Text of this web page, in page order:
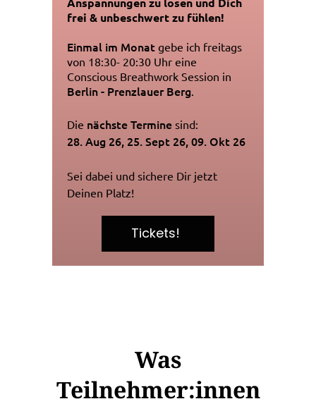
Tickets!
frei & unbeschwert zu fühlen!
Einmal im Monat gebe ich freitags
von 18:30- 20:30 Uhr eine
Conscious Breathwork Session in
Berlin - Prenzlauer Berg.
Die nächsteTermine sind:
28. Aug 26, 25. Sept 26,09. Okt 26
Sei dabei und sichere Dir jetzt
Deinen Platz!
Was
Teilnehmer:innen